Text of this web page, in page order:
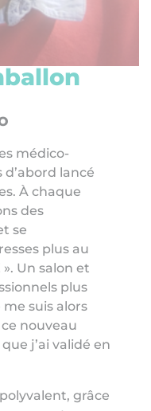
médico-
d’abord lancé
À chaque
des
se
plus au
Un salon et
plus
me suis alors
nouveau
j’ai validé en
grâce